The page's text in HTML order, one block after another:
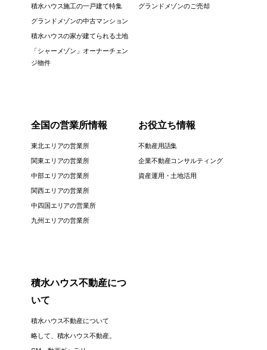
積水ハウス施工の一戸建て特集
グランドメゾンの中古マンション
積水ハウスの家が建てられる土地
「シャーメゾン」オーナーチェン
ジ物件
グランドメゾンのご売却
全国の営業所情報
東北エリアの営業所
関東エリアの営業所
中部エリアの営業所
関西エリアの営業所
中四国エリアの営業所
九州エリアの営業所
お役立ち情報
不動産用語集
企業不動産コンサルティング
資産運用・土地活用
積水ハウス不動産につ
いて
積水ハウス不動産について
略して、積水ハウス不動産。